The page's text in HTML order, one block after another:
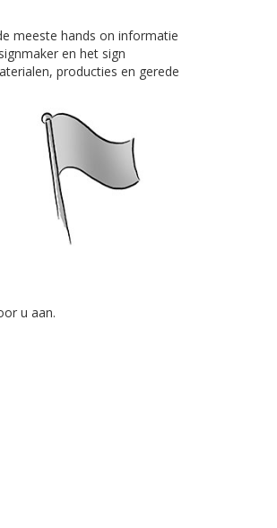
meeste hands on informatie
en het sign
producties en gerede
u aan.